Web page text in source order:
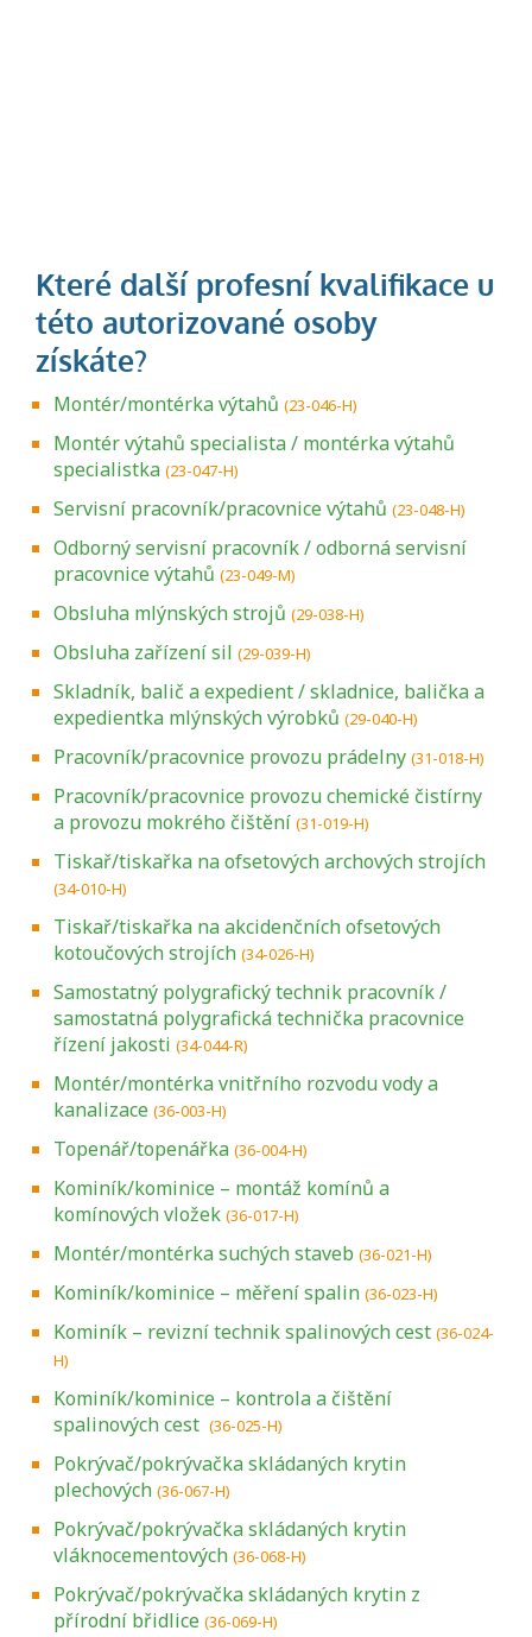
Montér/montérka výtahů (23-046-H)
Montér výtahů specialista / montérka výtahů
specialistka (23-047-H)
Servisní pracovník/pracovnice výtahů (23-048-H)
Odborný servisní pracovník / odborná servisní
pracovnice výtahů (23-049-M)
Obsluha mlýnských strojů (29-038-H)
Obsluha zařízení sil (29-039-H)
Skladník, balič a expedient / skladnice, balička a
expedientka mlýnských výrobků (29-040-H)
Pracovník/pracovnice provozu prádelny (31-018-H)
Pracovník/pracovnice provozu chemické čistírny
a provozu mokrého čištění (31-019-H)
Tiskař/tiskařka na ofsetových archových strojích
(34-010-H)
Tiskař/tiskařka na akcidenčních ofsetových
kotoučových strojích (34-026-H)
Samostatný polygrafický technik pracovník /
samostatná polygrafická technička pracovnice
řízení jakosti (34-044-R)
Montér/montérka vnitřního rozvodu vody a
kanalizace (36-003-H)
Topenář/topenářka (36-004-H)
Kominík/kominice – montáž komínů a
komínových vložek (36-017-H)
Montér/montérka suchých staveb (36-021-H)
Kominík/kominice – měření spalin (36-023-H)
Kominík – revizní technik spalinových cest (36-024-
H)
Kominík/kominice – kontrola a čištění
spalinových cest (36-025-H)
Pokrývač/pokrývačka skládaných krytin
plechových (36-067-H)
Pokrývač/pokrývačka skládaných krytin
vláknocementových (36-068-H)
Pokrývač/pokrývačka skládaných krytin z
přírodní břidlice (36-069-H)